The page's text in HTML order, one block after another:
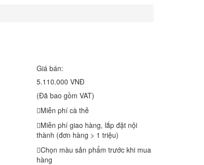
Giá bán:
5.110.000 VNĐ
(Đã bao gồm VAT)
Miễn phí cà thẻ
Miễn phí giao hàng, lắp đặt nội
thành (đơn hàng > 1 triệu)
Chọn màu sản phẩm trước khi mua
hàng